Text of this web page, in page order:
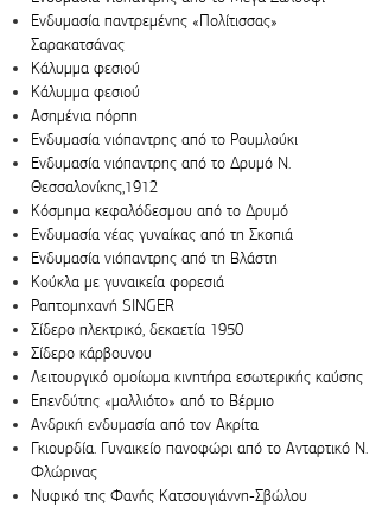
Ενδυμασία παντρεμένης «Πολίτισσας»
Σαρακατσάνας
Κάλυμμα φεσιού
Κάλυμμα φεσιού
Ασημένια πόρπη
Ενδυμασία νιόπαντρης από το Ρουμλούκι
Ενδυμασία νιόπαντρης από το Δρυμό Ν.
Θεσσαλονίκης,1912
Κόσμημα κεφαλόδεσμου από το Δρυμό
Ενδυμασία νέας γυναίκας από τη Σκοπιά
Ενδυμασία νιόπαντρης από τη Βλάστη
Κούκλα με γυναικεία φορεσιά
Ραπτομηχανή SINGER
Σίδερο ηλεκτρικό, δεκαετία 1950
Σίδερο κάρβουνου
Λειτουργικό ομοίωμα κινητήρα εσωτερικής καύσης
Επενδύτης «μαλλιότο» από το Βέρμιο
Ανδρική ενδυμασία από τον Ακρίτα
Γκιουρδία. Γυναικείο πανοφώρι από το Ανταρτικό Ν.
Φλώρινας
Νυφικό της Φανής Κατσουγιάννη-Σβώλου